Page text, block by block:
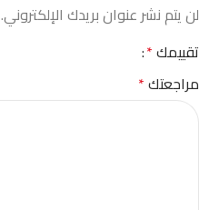
لن يتم نشر عنوان بريدك الإلكتروني.
تقييمك*
مراجعتك*